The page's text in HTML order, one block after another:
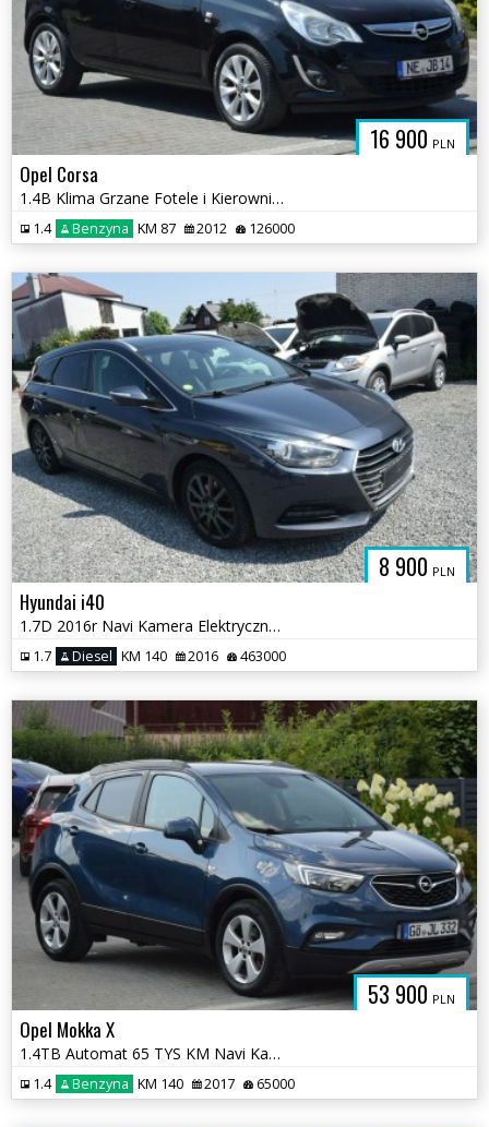
16 900 PLN
Opel Corsa
1.4B Klima Grzane Fotele i Kierownica 126 TYS KM Sprowadzony
1.4 Benzyna KM 87 2012 126000
8 900 PLN
Hyundai i40
1.7D 2016r Navi Kamera Elektryczna Klapa Sprowadzony
1.7 Diesel KM 140 2016 463000
53 900 PLN
Opel Mokka X
1.4TB Automat 65 TYS KM Navi Kamera Oryginał Lakier Sprowadzony
1.4 Benzyna KM 140 2017 65000